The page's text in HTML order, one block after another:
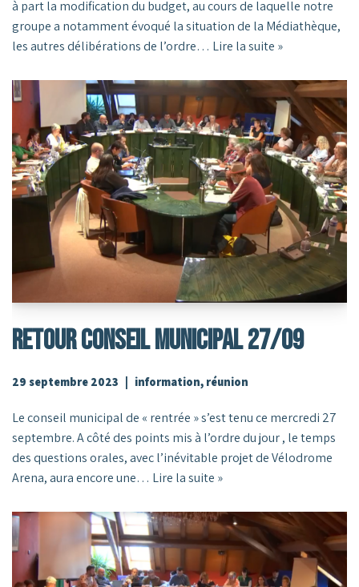
à part la modification du budget, au cours de laquelle notre
groupe a notamment évoqué la situation de la Médiathèque,
les autres délibérations de l’ordre… Lire la suite »
RETOUR CONSEIL MUNICIPAL 27/09
29 septembre 2023 information, réunion
Le conseil municipal de « rentrée » s’est tenu ce mercredi 27
septembre. A côté des points mis à l’ordre du jour , le temps
des questions orales, avec l’inévitable projet de Vélodrome
Arena, aura encore une… Lire la suite »